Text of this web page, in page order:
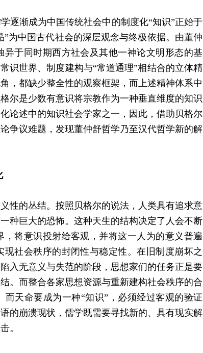
逐渐成为中国传统社会中的制度化“知识”正始于
为中国古代社会的深层观念与终极依据。由董仲
于同时期西方社会及其他一神论文明形态的基
识世界、制度建构与“常道通理”相结合的立体精
，都缺少整全性的观察框架，而上述精神体系中
尔是少数有意识将宗教作为一种垂直维度的知识
论述中的知识社会学家之一，因此，借助贝格尔
争议难题，发现董仲舒哲学乃至汉代哲学新的解
性的丛结。按照贝格尔的说法，人类具有追求意
种巨大的恐怖。这种天生的结构决定了人会不断
将意识投射给客观，并将这一人为的意义普遍
社会秩序的封闭性与稳定性。在旧制度崩坏之
入无意义与失范的阶段，思想家们的任务正是要
。而整合各家思想资源与重新建构社会秩序的合
天命要成为一种“知识”，必须经过客观的验证
的崩溃现状，儒学既需要寻找新的、具有现实解
。